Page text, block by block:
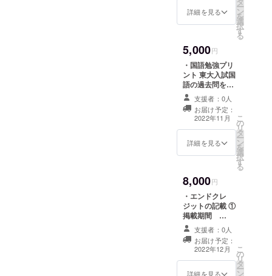
類22組より心を
ていただきま
す。
詳細を見る ー
ン
を
選
択
す
る
5,000円
・国語勉強プリ
ント 東大入試国
語の過去問を東
大生が実際にど
う解いたのかま
とめたプリント
になります。 ・
激励のメッセー
ジ 東京大学理科
きメッセージを
贈らせていただ
きます。
支援者：0人
お届け予定：
2022年11月
詳細を見る
こ
の
リ
タ
ー
ン
を
選
択
す
る
8,000円
・エンドクレ
ジットの記載 ①
掲載期間
YouTube 公開期
間 ②掲載方法
概要欄に文字で
の記載となりま
す。 ※支援時、
必ず備考欄に掲
支援者：0人
お届け予定：
2022年12月
詳細を見る
こ
の
リ
タ
ー
ン